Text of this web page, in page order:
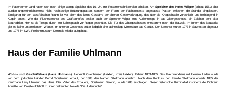
Im Paderborner Land haben sich noch einige wenige Speicher des 16. Jh. mit Rosettenschnitzereien erhalten. Am Speicher des Hofes Wilper(erbaut 1561) aber
wurden ungewöhnlicherweise nicht rechteckige Brüstungsplatten, sondern der Form der Fächerrosette angepasste Platten zwischen die Ständer eingelassen.
Einzigartig für den westfälischen Raum ist vor allem das kleine Gespärre der oberen Giebelvorkragung, das über die Kragschwelle vorschießt und freihängend in
Kugeln endet. Wie der Fluchtspeicher des Gräftenhofes besitzt auch der Speicher Wilper eine Außentreppe in das Obergeschoss, ein Zeichen sehr alter
Bautradition. Hier ist die Treppe durch ein Schleppdach vor Regen geschützt. Die Tür des Obergeschosses entstammt noch der Bauzeit. Im Innern des Bauwerks
gibt es keine unterteilenden Wände, im unteren Geschoss stützt lediglich eine achteckige Mittelsäule das Gerüst. Der Speicher wurde 1973 in Salzkotten abgebaut
und 1975 im LWL-Freilichtmuseum Detmold wieder aufgebaut.
Haus der Familie Uhlmann
Wohn- und Geschäftshaus (Haus Uhlmann).
Herkunft Ovenhausen (Höxter, Kreis Höxter). Erbaut 1803-1805. Das Fachwerkhaus mit kleinem Laden wurde
von dem jüdischen Händler Bernd Soistmann erbaut, der 1808 den Namen Steilmann annahm. Nach dem Konkurs der Familie Steilmann erwarb 1885 der
Kaufmann Levy Uhlmann das Haus. Der Vater des Erbauers, Soistmann Berend, wurde 1783 erschlagen. Dieser historische Kriminalfall inspirierte die Dichterin
Annette von Droste-Hülshoff zu ihrer bekannten Novelle "Die Judenbuche".